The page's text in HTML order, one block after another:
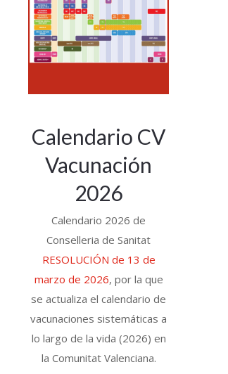
Calendario CV
Vacunación
2026
Calendario 2026 de
Conselleria de Sanitat
RESOLUCIÓN de 13 de
marzo de 2026, por la que
se actualiza el calendario de
vacunaciones sistemáticas a
lo largo de la vida (2026) en
la Comunitat Valenciana.